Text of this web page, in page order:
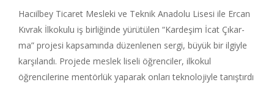
Hacıilbey Ticaret Mesleki ve Teknik Anadolu Lisesi ile Ercan
Kıvrak İlkokulu iş birliğinde yürütülen “Kardeşim İcat Çıkar-
ma” projesi kapsamında düzenlenen sergi, büyük bir ilgiyle
karşılandı. Projede meslek liseli öğrenciler, ilkokul
öğrencilerine mentörlük yaparak onları teknolojiyle tanıştırdı